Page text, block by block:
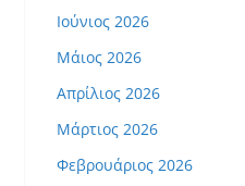
Ιούνιος 2026
Μάιος 2026
Απρίλιος 2026
Μάρτιος 2026
Φεβρουάριος 2026